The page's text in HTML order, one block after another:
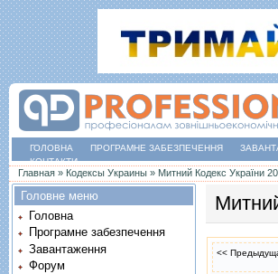
ГОЛОВНА ПРОГРАМНЕ ЗАБЕЗПЕЧЕННЯ
КОНТАКТИ
Ви є тут
Главная » Кодексы Украины » Митний Кодекс України
<<
Головне меню
Головна
Програмне забезпечення
Завантаження
Форум